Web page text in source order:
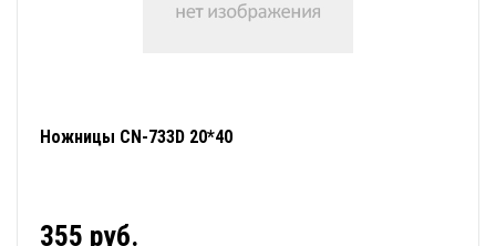
Ножницы CN-733D 20*40
355 руб.